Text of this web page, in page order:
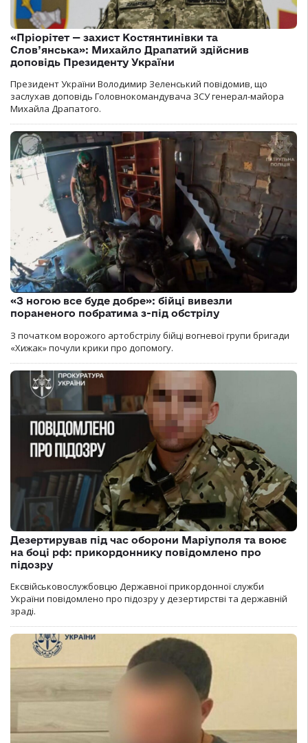
«Пріорітет — захист Костянтинівки та
Слов’янська»: Михайло Драпатий здійснив
доповідь Президенту України
Президент України Володимир Зеленський повідомив, що
заслухав доповідь Головнокомандувача ЗСУ генерал-майора
Михайла Драпатого.
«З ногою все буде добре»: бійці вивезли
пораненого побратима з-під обстрілу
З початком ворожого артобстрілу бійці вогневої групи бригади
«Хижак» почули крики про допомогу.
Дезертирував під час оборони Маріуполя та воює
на боці рф: прикордоннику повідомлено про
підозру
Ексвійськовослужбовцю Державної прикордонної служби
України повідомлено про підозру у дезертирстві та державній
зраді.